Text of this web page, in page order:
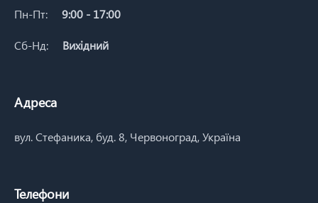
Пн-Пт: 9:00 - 17:00
Сб-Нд: Вихідний
Адреса
вул. Стефаника, буд. 8, Червоноград, Україна
Телефони